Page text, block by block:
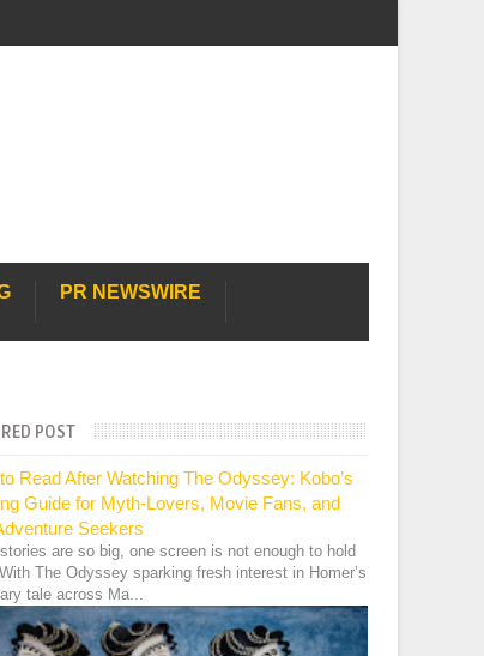
PR NEWSWIRE
POST
Read After Watching The Odyssey: Kobo’s
Guide for Myth-Lovers, Movie Fans, and
Seekers
are so big, one screen is not enough to hold
The Odyssey sparking fresh interest in Homer’s
tale across Ma...